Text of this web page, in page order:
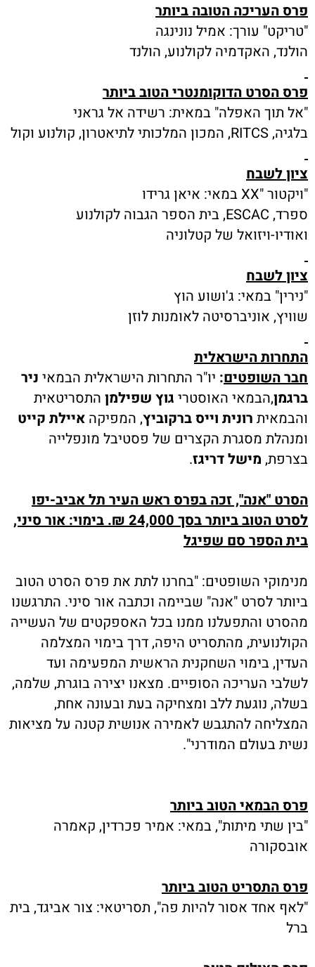
פרס העריכה הטובה ביותר
"טריקט" עורך: אמיל נונינגה
הולנד, האקדמיה לקולנוע, הולנד
פרס הסרט הדוקומנטרי הטוב ביותר
"אל תוך האפלה" במאית: רשידה אל גראני
בלגיה, RITCS, המכון המלכותי לתיאטרון, קולנוע וקול
ציון לשבח
"ויקטור "XX במאי: איאן גרידו
ספרד, ESCAC, בית הספר הגבוה לקולנוע
ואודיו-ויזואל של קטלוניה
ציון לשבח
"נירין" במאי: ג'ושוע הוץ
שוויץ, אוניברסיטה לאומנות לוזן
התחרות הישראלית
חבר השופטים: יו"ר התחרות הישראלית הבמאי ניר
ברגמן,הבמאי האוסטרי גוץ שפילמן התסריטאית
והבמאית רונית וייס ברקוביץ, המפיקה איילת קייט
ומנהלת מסגרת הקצרים של פסטיבל מונפלייה
בצרפת, מישל דריגז.
הסרט "אנה", זכה בפרס ראש העיר תל אביב-יפו
לסרט הטוב ביותר בסך 24,000 ₪. בימוי: אור סיני,
בית הספר סם שפיגל
מנימוקי השופטים: "בחרנו לתת את פרס הסרט הטוב
ביותר לסרט "אנה" שביימה וכתבה אור סיני. התרגשנו
מהסרט והתפעלנו ממנו בכל האספקטים של העשייה
הקולנועית, מהתסריט היפה, דרך בימוי המצלמה
העדין, בימוי השחקנית הראשית המפעימה ועד
לשלבי העריכה הסופיים. מצאנו יצירה בוגרת, שלמה,
בשלה, נוגעת ללב ומצחיקה בעת ובעונה אחת,
המצליחה להתגבש לאמירה אנושית קטנה על מציאות
נשית בעולם המודרני".
פרס הבמאי הטוב ביותר
"בין שתי מיתות", במאי: אמיר פכרדין, קאמרה
אובסקורה
פרס התסריט הטוב ביותר
"לאף אחד אסור להיות פה", תסריטאי: צור אביגד, בית
ברל